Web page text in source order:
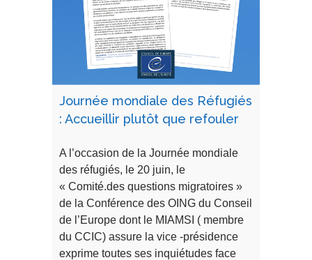
Journée mondiale des Réfugiés
: Accueillir plutôt que refouler
A l’occasion de la Journée mondiale
des réfugiés, le 20 juin, le
« Comité.des questions migratoires »
de la Conférence des OING du Conseil
de l’Europe dont le MIAMSI ( membre
du CCIC) assure la vice -présidence
exprime toutes ses inquiétudes face